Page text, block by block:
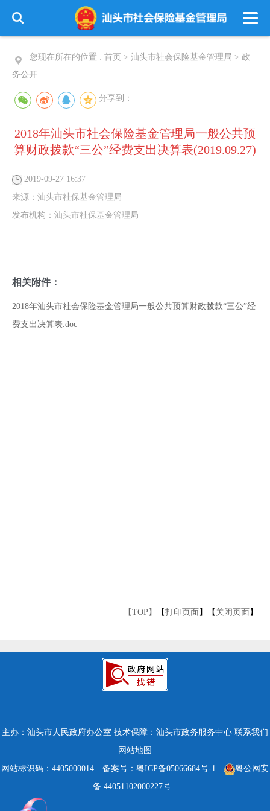
您现在所在的位置 : 首页 > 汕头市社会保险基金管理局 > 政
务公开
分享到：
2018年汕头市社会保险基金管理局一般公共预
算财政拨款“三公”经费支出决算表(2019.09.27)
2019-09-27 16:37
来源： 汕头市社保基金管理局
发布机构： 汕头市社保基金管理局
相关附件：
2018年汕头市社会保险基金管理局一般公共预算财政拨款“三公”经
费支出决算表.doc
【TOP】 【打印页面 】【 关闭页面 】
主办：汕头市人民政府办公室 技术保障：汕头市政务服务中心 联系我们
网站地图
网站标识码：4405000014
备案号：粤ICP备05066684号-1
粤公网安
备 44051102000227号